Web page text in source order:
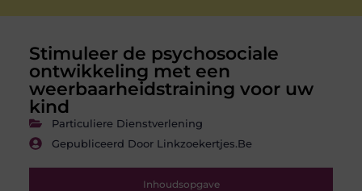
Stimuleer de psychosociale
ontwikkeling met een
weerbaarheidstraining voor uw
kind
Particuliere Dienstverlening
Gepubliceerd Door Linkzoekertjes.be
Inhoudsopgave